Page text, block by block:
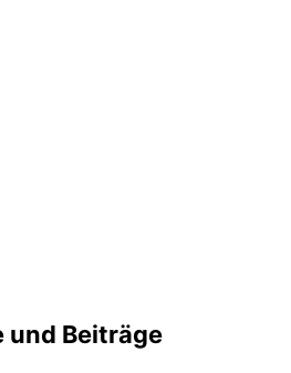
und Beiträge